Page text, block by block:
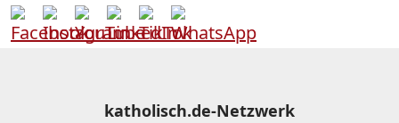
katholisch.de-Netzwerk